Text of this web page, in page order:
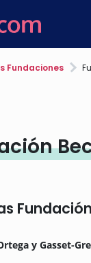
Fundaciones
y Gasset-